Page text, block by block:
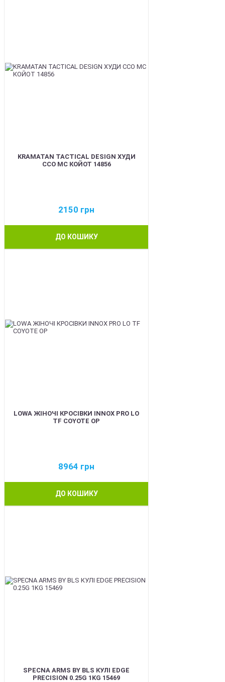
KRAMATAN TACTICAL DESIGN ХУДИ
ССО МС КОЙОТ 14856
2150 грн
ДО КОШИКУ
LOWA ЖІНОЧІ КРОСІВКИ INNOX PRO LO
TF COYOTE OP
8964 грн
ДО КОШИКУ
SPECNA ARMS BY BLS КУЛІ EDGE
PRECISION 0.25G 1KG 15469